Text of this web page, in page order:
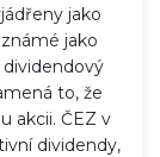
jako
jako
to, že
akcii. ČEZ v
dividendy,